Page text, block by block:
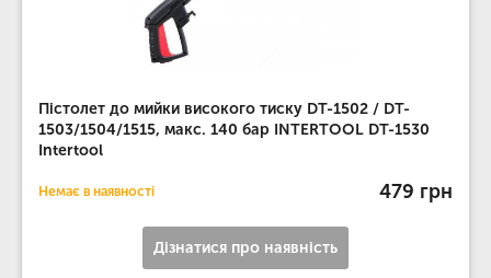
Пістолет до мийки високого тиску DT-1502 / DT-
1503/1504/1515, макс. 140 бар INTERTOOL DT-1530
Intertool
Немає в наявності 479 грн
Дізнатися про наявність